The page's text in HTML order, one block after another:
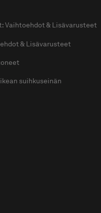
Vaihtoehdot & Lisävarusteet
& Lisävarusteet
suihkuseinän